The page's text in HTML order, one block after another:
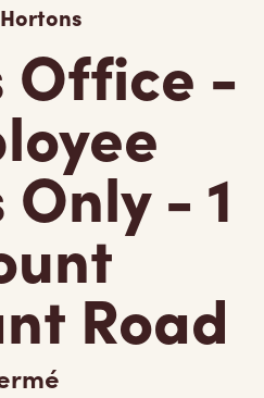
Office -
- 1
Road